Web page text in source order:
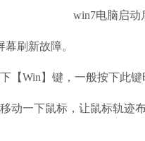
刷新故障。
Win】键，一般按下此键
一下鼠标，让鼠标轨迹布